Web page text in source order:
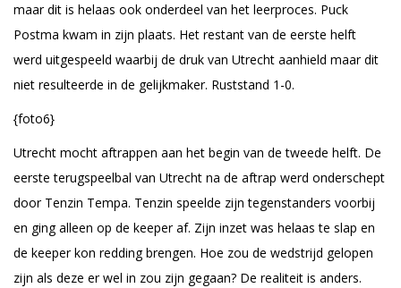
maar dit is helaas ook onderdeel van het leerproces. Puck
Postma kwam in zijn plaats. Het restant van de eerste helft
werd uitgespeeld waarbij de druk van Utrecht aanhield maar dit
niet resulteerde in de gelijkmaker. Ruststand 1-0.
{foto6}
Utrecht mocht aftrappen aan het begin van de tweede helft. De
eerste terugspeelbal van Utrecht na de aftrap werd onderschept
door Tenzin Tempa. Tenzin speelde zijn tegenstanders voorbij
en ging alleen op de keeper af. Zijn inzet was helaas te slap en
de keeper kon redding brengen. Hoe zou de wedstrijd gelopen
zijn als deze er wel in zou zijn gegaan? De realiteit is anders.